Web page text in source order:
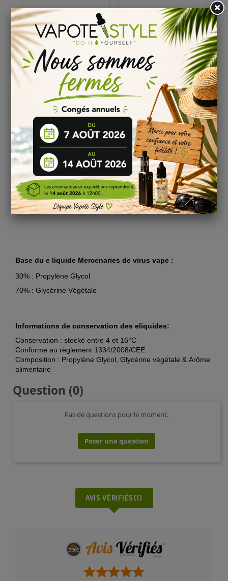
DESCRIPTION
E-LIQUIDE MERCENARIES DE VIRUS
Virus Vapeest un fabricant français d’e liquide synonyme de
qualité et de conformité CEE. Vous recevrez l’e-
liquide
MERCENARIESdans un flacon de 60 ml, avec50 ml
de eliquideprêt à booster, composé de 0% de nicotine.
Le eliquideMercenaries pour cigarette électronique est
proposé en version boostée en arômes, dans un flacon à
booster ne contenant pas de nicotine (0mg). Il vous sera
possible d’en ajouter selon vos besoins et sans perte de
saveur, grâce à un ou plusieurs boosters nicotinés (non
inclus).
Base du e liquide Mercenaries de virus vape :
30% : Propylène Glycol
70% : Glycérine Végétale
Informations de conservation des eliquides:
Conservation : stocké entre 4 et 16°C
Conforme au règlement 1334/2008/CEE
Composition : Propylène Glycol, Glycérine végétale & Arôme
alimentaire
Question (0)
Pas de questions pour le moment.
Poser une question
AVIS VÉRIFIÉS(1)